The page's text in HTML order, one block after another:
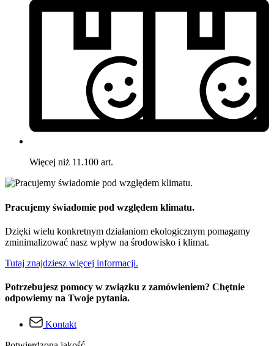
Więcej niż 11.100 art.
Pracujemy świadomie pod względem klimatu.
Dzięki wielu konkretnym działaniom ekologicznym pomagamy
zminimalizować nasz wpływ na środowisko i klimat.
Tutaj znajdziesz więcej informacji.
Potrzebujesz pomocy w związku z zamówieniem? Chętnie
odpowiemy na Twoje pytania.
Kontakt